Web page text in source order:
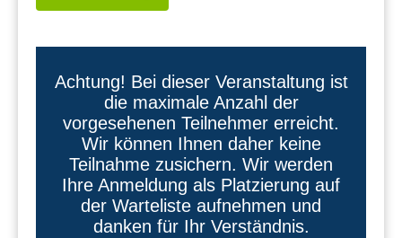
Achtung! Bei dieser Veranstaltung ist
die maximale Anzahl der
vorgesehenen Teilnehmer erreicht.
Wir können Ihnen daher keine
Teilnahme zusichern. Wir werden
Ihre Anmeldung als Platzierung auf
der Warteliste aufnehmen und
danken für Ihr Verständnis.